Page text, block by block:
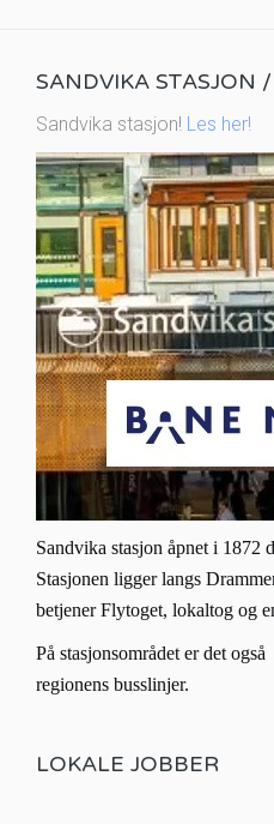
SANDVIKA STASJON
Sandvika stasjon! Les her!
Sandvika stasjon åpnet i 1872
Stasjonen ligger langs
betjener Flytoget, lokaltog og
På stasjonsområdet er det
regionens busslinjer.
LOKALE JOBBER